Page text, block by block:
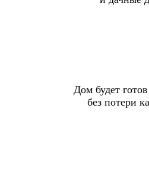
Дом будет
без потери